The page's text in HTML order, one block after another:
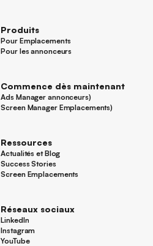
Produits
Pour Emplacements
Pour Emplacements
Pour les annonceurs
Commence dès maintenant
Ads Manager annonceurs)
Ads Manager annonceurs)
Screen Manager Emplacements)
Ressources
Actualités et Blog
Actualités et Blog
Success Stories
Success Stories
Screen Emplacements
Réseaux sociaux
LinkedIn
LinkedIn
Instagram
Instagram
YouTube